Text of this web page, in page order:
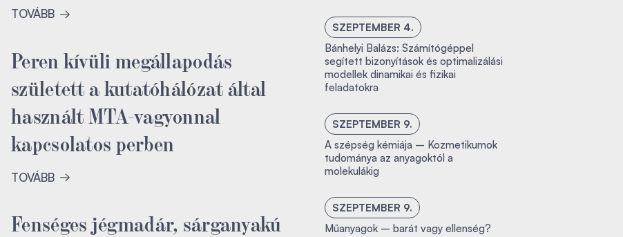
TOVÁBB
Peren kívüli megállapodás
született a kutatóhálózat által
használt MTA-vagyonnal
kapcsolatos perben
TOVÁBB
Fenséges jégmadár, sárganyakú
SZEPTEMBER 4.
Bánhelyi Balázs: Számítógéppel
segített bizonyítások és optimalizálási
modellek dinamikai és fizikai
feladatokra
SZEPTEMBER 9.
A szépség kémiája – Kozmetikumok
tudománya az anyagoktól a
molekulákig
SZEPTEMBER 9.
Műanyagok – barát vagy ellenség?